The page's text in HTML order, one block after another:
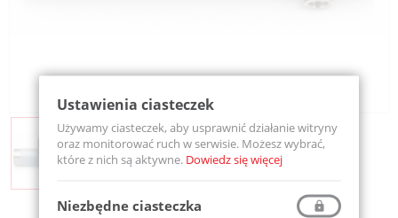
Ustawienia ciasteczek
Używamy ciasteczek, aby usprawnić działanie witryny
oraz monitorować ruch w serwisie. Możesz wybrać,
które z nich są aktywne. Dowiedz się więcej
Niezbędne ciasteczka